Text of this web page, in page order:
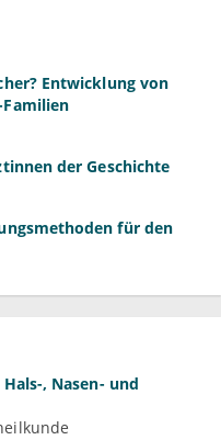
Entwicklung von
Familien
der Geschichte
für den
, Nasen- und